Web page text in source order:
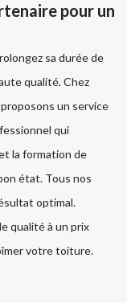
pour un
sa durée de
qualité. Chez
un service
qui
la formation de
état. Tous nos
optimal.
qualité à un prix
votre toiture.